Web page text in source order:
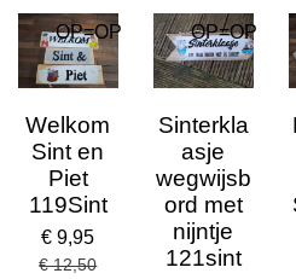
OP=OP
Welkom
Sint en
Piet
119Sint
€ 9,95
€ 12,50
OP=OP
Sinterkla
asje
wegwijsb
ord met
nijntje
121sint